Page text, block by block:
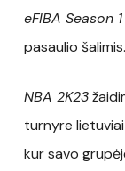
eFIBA Season 1
pasaulio šalimis.
NBA 2K23
turnyre
kur savo